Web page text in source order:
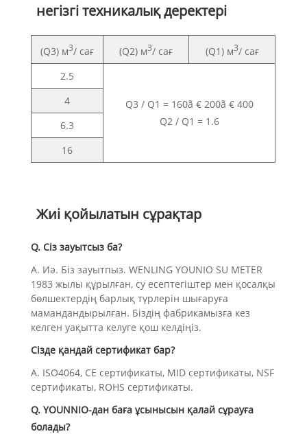
негізгі техникалық деректері
(Q3) м3/ сағ (Q2) м3/ сағ (Q1) м3/ сағ
2.5
Q3 / Q1 = 160ã € 200ã € 400
Q2 / Q1 = 1.6
4
6.3
16
Жиі қойылатын сұрақтар
Q. Сіз зауытсыз ба?
A. Иә. Біз зауытпыз. WENLING YOUNIO SU METER
1983 жылы құрылған, су есептегіштер мен қосалқы
бөлшектердің барлық түрлерін шығаруға
мамандандырылған. Біздің фабрикамызға кез
келген уақытта келуге қош келдіңіз.
Сізде қандай сертификат бар?
A. ISO4064, CE сертификаты, MID сертификаты, NSF
сертификаты, ROHS сертификаты.
Q. YOUNNIO-дан баға ұсынысын қалай сұрауға
болады?